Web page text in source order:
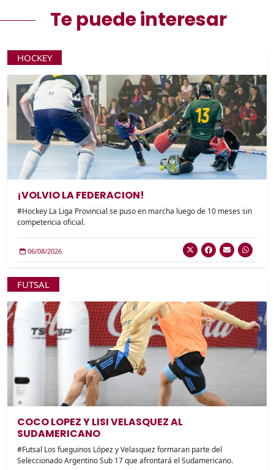
Te puede interesar
HOCKEY
¡VOLVIO LA FEDERACION!
#Hockey La Liga Provincial se puso en marcha luego de 10 meses sin
competencia oficial.
06/08/2026
FUTSAL
COCO LOPEZ Y LISI VELASQUEZ AL
SUDAMERICANO
#Futsal Los fueguinos López y Velasquez formaran parte del
Seleccionado Argentino Sub 17 que afrontará el Sudamericano.